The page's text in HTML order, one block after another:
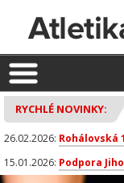
RYCHLÉ NOVINKY:
26.02.2026: Rohálovská
15.01.2026: Podpora